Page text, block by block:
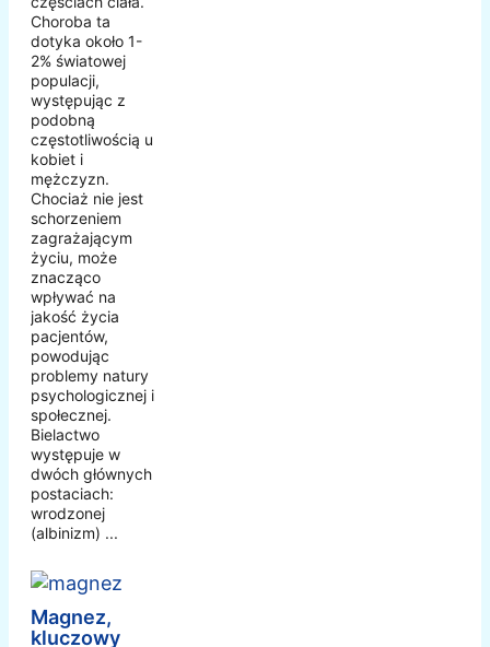
Choroba ta
dotyka około 1-
2% światowej
populacji,
występując z
podobną
częstotliwością u
kobiet i
mężczyzn.
Chociaż nie jest
schorzeniem
zagrażającym
życiu, może
znacząco
wpływać na
jakość życia
pacjentów,
powodując
problemy natury
psychologicznej i
społecznej.
Bielactwo
występuje w
dwóch głównych
postaciach:
wrodzonej
(albinizm) ...
Magnez,
kluczowy